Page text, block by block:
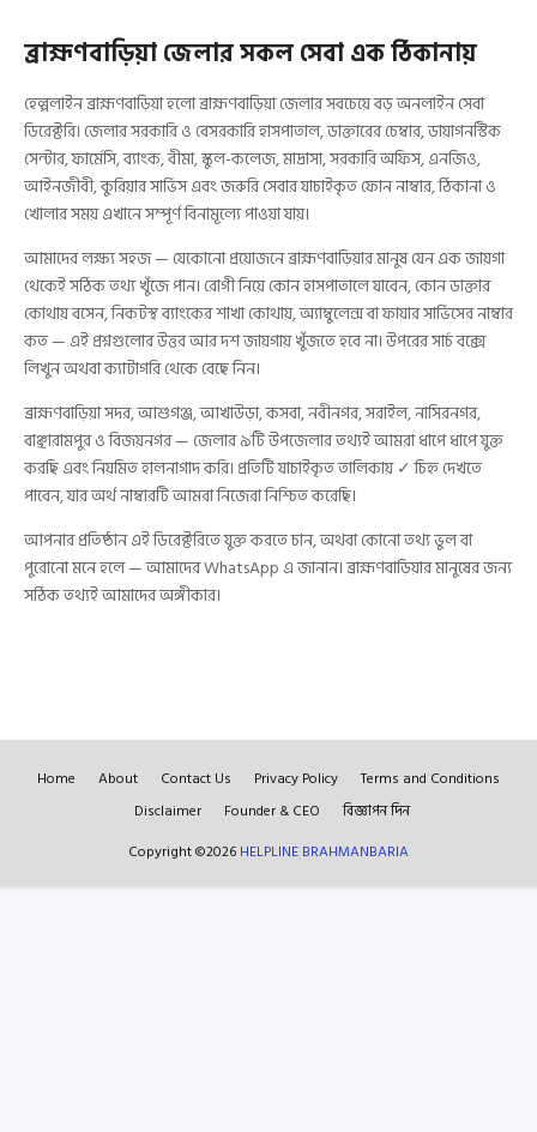
ব্রাহ্মণবাড়িয়া জেলার সকল সেবা এক ঠিকানায়
হেল্পলাইন ব্রাহ্মণবাড়িয়া হলো ব্রাহ্মণবাড়িয়া জেলার সবচেয়ে বড় অনলাইন সেবা
ডিরেক্টরি। জেলার সরকারি ও বেসরকারি হাসপাতাল, ডাক্তারের চেম্বার, ডায়াগনস্টিক
সেন্টার, ফার্মেসি, ব্যাংক, বীমা, স্কুল-কলেজ, মাদ্রাসা, সরকারি অফিস, এনজিও,
আইনজীবী, কুরিয়ার সার্ভিস এবং জরুরি সেবার যাচাইকৃত ফোন নাম্বার, ঠিকানা ও
খোলার সময় এখানে সম্পূর্ণ বিনামূল্যে পাওয়া যায়।
আমাদের লক্ষ্য সহজ — যেকোনো প্রয়োজনে ব্রাহ্মণবাড়িয়ার মানুষ যেন এক জায়গা
থেকেই সঠিক তথ্য খুঁজে পান। রোগী নিয়ে কোন হাসপাতালে যাবেন, কোন ডাক্তার
কোথায় বসেন, নিকটস্থ ব্যাংকের শাখা কোথায়, অ্যাম্বুলেন্স বা ফায়ার সার্ভিসের নাম্বার
কত — এই প্রশ্নগুলোর উত্তর আর দশ জায়গায় খুঁজতে হবে না। উপরের সার্চ বক্সে
লিখুন অথবা ক্যাটাগরি থেকে বেছে নিন।
ব্রাহ্মণবাড়িয়া সদর, আশুগঞ্জ, আখাউড়া, কসবা, নবীনগর, সরাইল, নাসিরনগর,
বাঞ্ছারামপুর ও বিজয়নগর — জেলার ৯টি উপজেলার তথ্যই আমরা ধাপে ধাপে যুক্ত
করছি এবং নিয়মিত হালনাগাদ করি। প্রতিটি যাচাইকৃত তালিকায় ✓ চিহ্ন দেখতে
পাবেন, যার অর্থ নাম্বারটি আমরা নিজেরা নিশ্চিত করেছি।
আপনার প্রতিষ্ঠান এই ডিরেক্টরিতে যুক্ত করতে চান, অথবা কোনো তথ্য ভুল বা
পুরোনো মনে হলে — আমাদের WhatsApp এ জানান। ব্রাহ্মণবাড়িয়ার মানুষের জন্য
সঠিক তথ্যই আমাদের অঙ্গীকার।
Home About Contact Us Privacy Policy
Terms and Conditions
Disclaimer
Founder & CEO
বিজ্ঞাপন দিন
Copyright ©2026 HELPLINE BRAHMANBARIA